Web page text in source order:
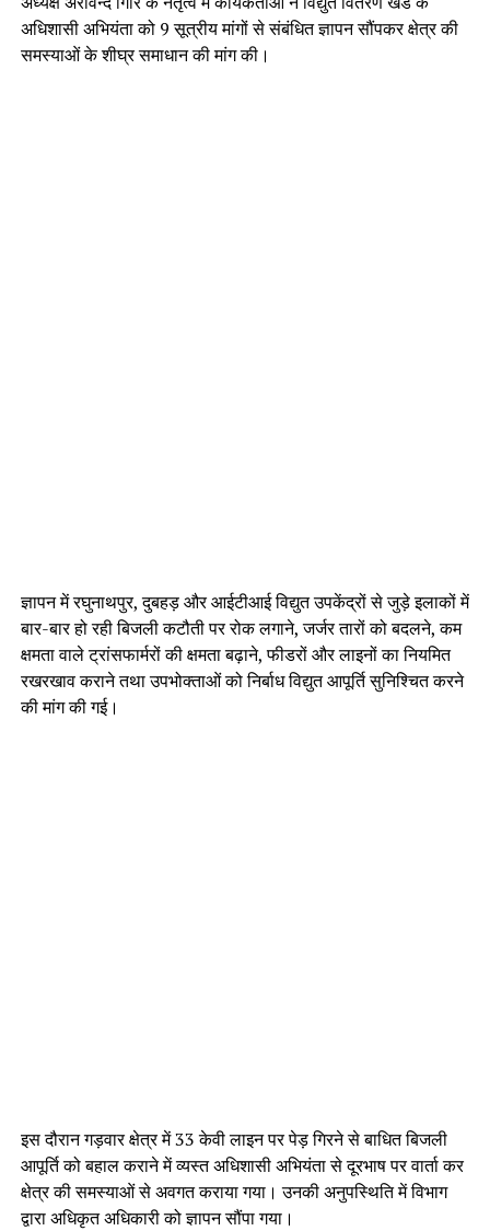
अधिशासी अभियंता को 9 सूत्रीय मांगों से संबंधित ज्ञापन सौंपकर क्षेत्र की
समस्याओं के शीघ्र समाधान की मांग की।
ज्ञापन में रघुनाथपुर, दुबहड़ और आईटीआई विद्युत उपकेंद्रों से जुड़े इलाकों में
बार-बार हो रही बिजली कटौती पर रोक लगाने, जर्जर तारों को बदलने, कम
क्षमता वाले ट्रांसफार्मरों की क्षमता बढ़ाने, फीडरों और लाइनों का नियमित
रखरखाव कराने तथा उपभोक्ताओं को निर्बाध विद्युत आपूर्ति सुनिश्चित करने
की मांग की गई।
इस दौरान गड़वार क्षेत्र में 33 केवी लाइन पर पेड़ गिरने से बाधित बिजली
आपूर्ति को बहाल कराने में व्यस्त अधिशासी अभियंता से दूरभाष पर वार्ता कर
क्षेत्र की समस्याओं से अवगत कराया गया। उनकी अनुपस्थिति में विभाग
द्वारा अधिकृत अधिकारी को ज्ञापन सौंपा गया।